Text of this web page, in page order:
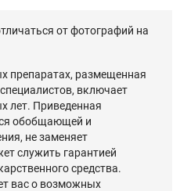
от фотографий на
препаратах, размещенная
включает
лет. Приведенная
обобщающей и
не заменяет
служить гарантией
средства.
вас о возможных